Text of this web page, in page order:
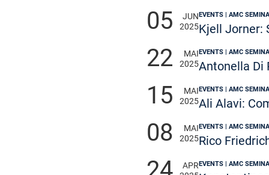
05
JUN
2025
EVENTS | AMC
Kjell Jorner:
22
MAI
2025
EVENTS | AMC
Antonella Di
15
MAI
2025
EVENTS | AMC
Ali Alavi:
08
MAI
2025
EVENTS | AMC
Rico
APR EVENTS | AMC